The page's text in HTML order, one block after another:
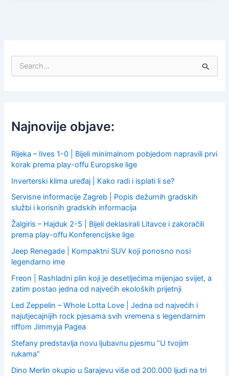
f
o
:
Najnovije objave:
Rijeka – Ilves 1-0 | Bijeli minimalnom pobjedom napravili prvi
korak prema play-offu Europske lige
Inverterski klima uređaj | Kako radi i isplati li se?
Servisne informacije Zagreb | Popis dežurnih gradskih
službi i korisnih gradskih informacija
Žalgiris – Hajduk 2-5 | Bijeli deklasirali Litavce i zakoračili
prema play-offu Konferencijske lige
Jeep Renegade | Kompaktni SUV koji ponosno nosi
legendarno ime
Freon | Rashladni plin koji je desetljećima mijenjao svijet, a
zatim postao jedna od najvećih ekoloških prijetnji
Led Zeppelin – Whole Lotta Love | Jedna od najvećih i
najutjecajnijih rock pjesama svih vremena s legendarnim
riffom Jimmyja Pagea
Stefany predstavlja novu ljubavnu pjesmu “U tvojim
rukama”
Dino Merlin okupio u Sarajevu više od 200.000 ljudi na tri